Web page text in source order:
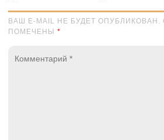
ВАШ E-MAIL НЕ БУДЕТ
ПОМЕЧЕНЫ *